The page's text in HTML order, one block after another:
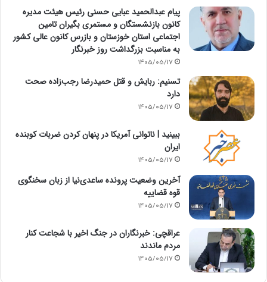
پیام عبدالحمید عبایی حسنی رئیس هیئت مدیره
کانون بازنشستگان و مستمری بگیران تامین
اجتماعی استان خوزستان و بازرس کانون عالی کشور
به مناسبت بزرگداشت روز خبرنگار
1405/05/17
تسنیم: ربایش و قتل حمیدرضا رجب‌زاده صحت
دارد
1405/05/17
‏ببینید | ناتوانی آمریکا در پنهان کردن ضربات کوبنده
ایران
1405/05/17
آخرین وضعیت پرونده ساعدی‌نیا از زبان سخنگوی
قوه قضاییه
1405/05/17
عراقچی: خبرنگاران در جنگ اخیر با شجاعت کنار
مردم ماندند
1405/05/17